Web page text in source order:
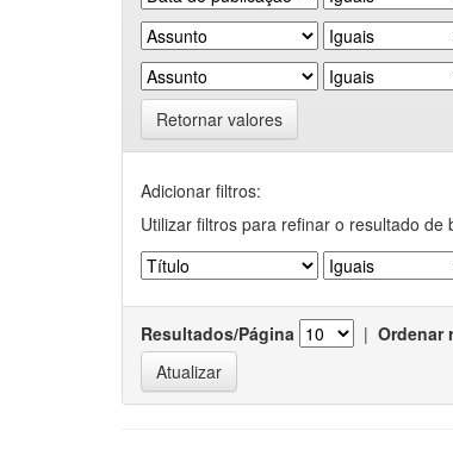
Retornar valores
Adicionar filtros:
Utilizar filtros para refinar o resultado de
Resultados/Página | Ordenar